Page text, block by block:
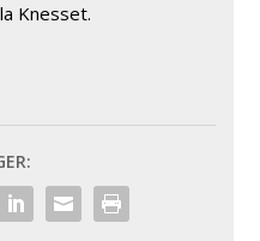
Knesset.